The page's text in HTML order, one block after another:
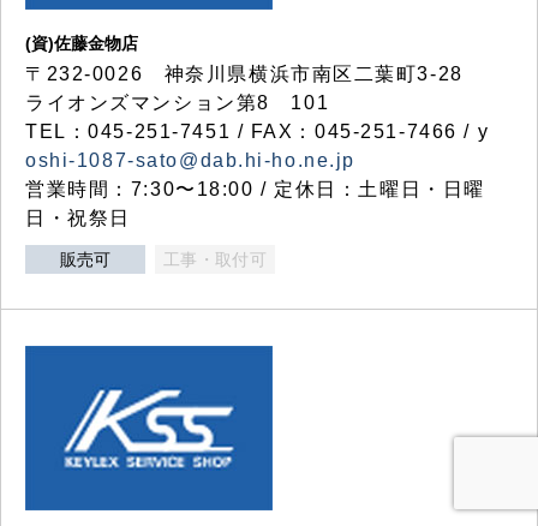
(資)佐藤金物店
〒232-0026 神奈川県横浜市南区二葉町3-28
ライオンズマンション第8 101
TEL：045-251-7451 / FAX：045-251-7466 / y
oshi-1087-sato@dab.hi-ho.ne.jp
営業時間：7:30〜18:00 / 定休日：土曜日・日曜
日・祝祭日
販売可 工事・取付可